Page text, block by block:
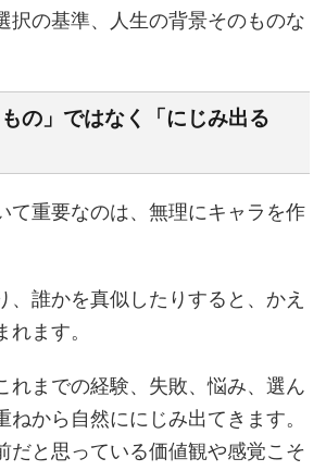
択の基準、人生の背景そのものな
の」ではなく「にじみ出る
て重要なのは、無理にキャラを作
、誰かを真似したりすると、かえ
ます。
れまでの経験、失敗、悩み、選ん
ねから自然ににじみ出てきます。
だと思っている価値観や感覚こそ